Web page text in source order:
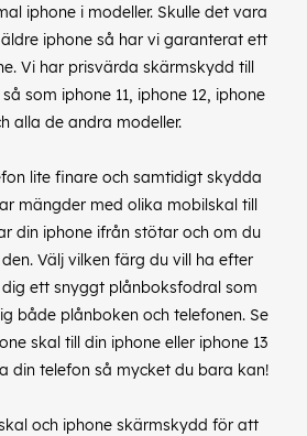
iphone i modeller. Skulle det vara
iphone så har vi garanterat ett
Vi har prisvärda skärmskydd till
som iphone 11, iphone 12, iphone
alla de andra modeller.
lite finare och samtidigt skydda
mängder med olika mobilskal till
din iphone ifrån stötar och om du
Välj vilken färg du vill ha efter
ett snyggt plånboksfodral som
både plånboken och telefonen. Se
skal till din iphone eller iphone 13
din telefon så mycket du bara kan!
och iphone skärmskydd för att